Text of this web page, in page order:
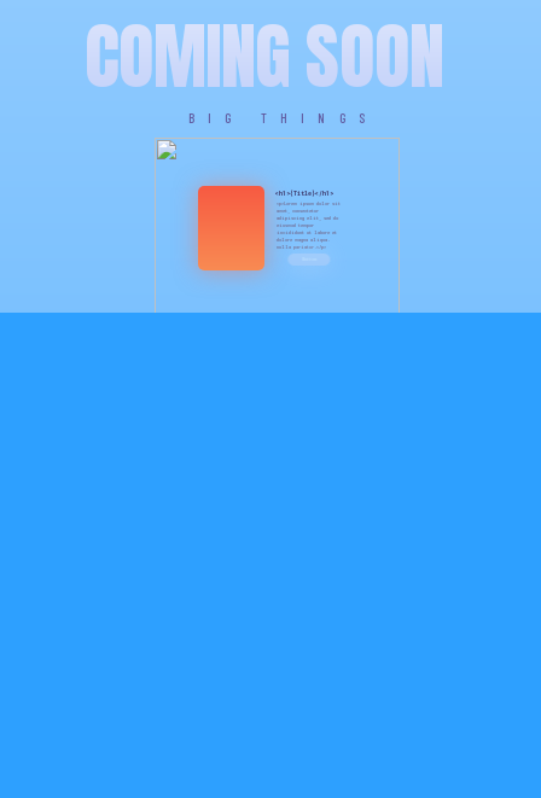
COMING SOON
BIG THINGS
<h1>{Title}</h1>
<p>Lorem ipsum dolor sit
amet, consectetur
adipiscing elit, sed do
eiusmod tempor
incididunt ut labore et
dolore magna aliqua.
nulla pariatur.</p>